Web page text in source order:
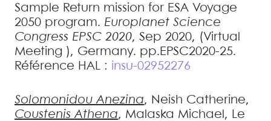
Sample Return mission for ESA Voyage
2050 program. Europlanet Science
Congress EPSC 2020, Sep 2020, (Virtual
Meeting ), Germany. pp.EPSC2020-25.
Référence HAL : insu-02952276
Solomonidou Anezina, Neish Catherine,
Coustenis Athena, Malaska Michael , Le